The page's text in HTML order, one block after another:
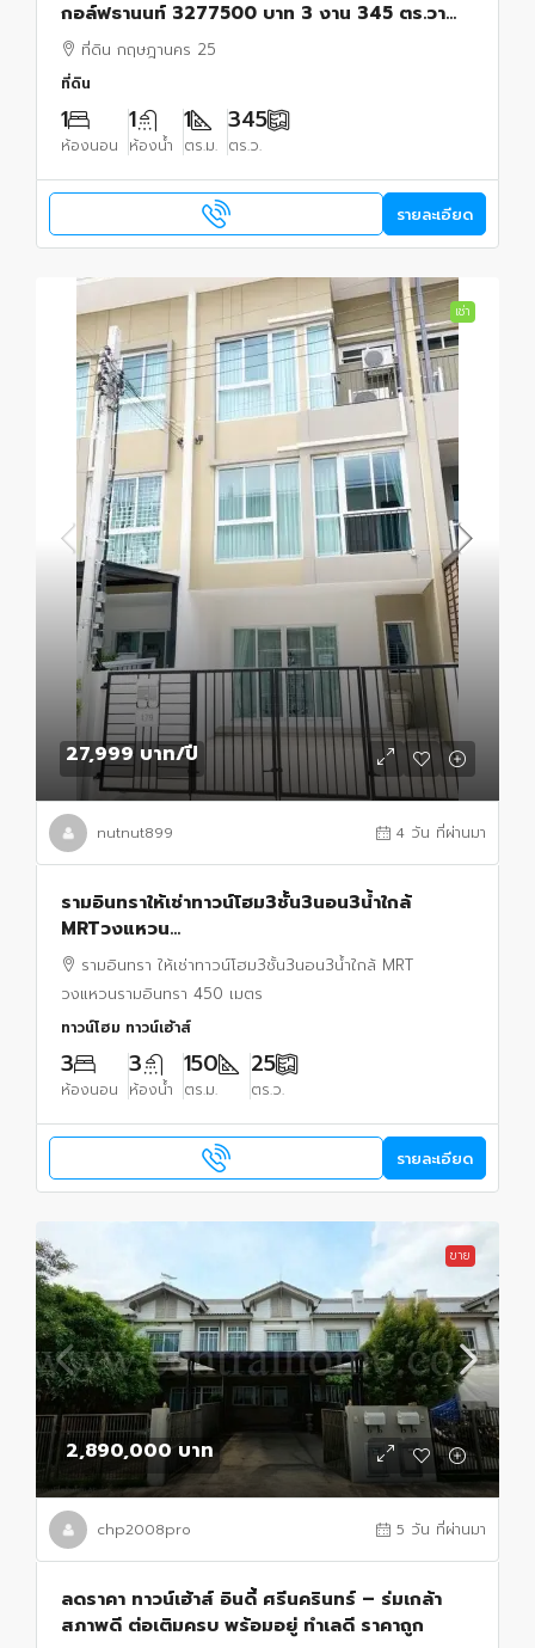
กอล์ฟธานนท์ 3277500 บาท 3 งาน 345 ตร.วา
กรุงเทพ มีนบุรี
ที่ดิน กฤษฎานคร 25
ที่ดิน
1
ห้องนอน
1
ห้องน้ำ
1
ตร.ม.
345
ตร.ว.
รายละเอียด
เช่า
27,999 บาท/ปี
nutnut899 4 วัน ที่ผ่านมา
รามอินทราให้เช่าทาวน์โฮม3ชั้น3นอน3น้ำใกล้
MRTวงแหวน
รามอินทรา450ม.25ตร.ว.150ตร.ม.เฟอร์ครบ โต๊ะกิน
ข้าว โซฟา เตียงนอน แอร์4 พร้อมเข้าอยู่
รามอินทรา ให้เช่าทาวน์โฮม3ชั้น3นอน3น้ำใกล้ MRT
วงแหวนรามอินทรา 450 เมตร
ทาวน์โฮม ทาวน์เฮ้าส์
3
ห้องนอน
3
ห้องน้ำ
150
ตร.ม.
25
ตร.ว.
รายละเอียด
ขาย
2,890,000 บาท
chp2008pro 5 วัน ที่ผ่านมา
ลดราคา ทาวน์เฮ้าส์ อินดี้ ศรีนครินทร์ – ร่มเกล้า
สภาพดี ต่อเติมครบ พร้อมอยู่ ทำเลดี ราคาถูก